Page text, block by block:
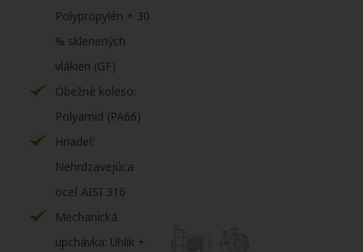
Polypropylén + 30
% sklenených
vlákien (GF)
Obežné koleso:
Polyamid (PA66)
Hriadeľ:
Nehrdzavejúca
oceľ AISI 316
Mechanická
upchávka: Uhlík +